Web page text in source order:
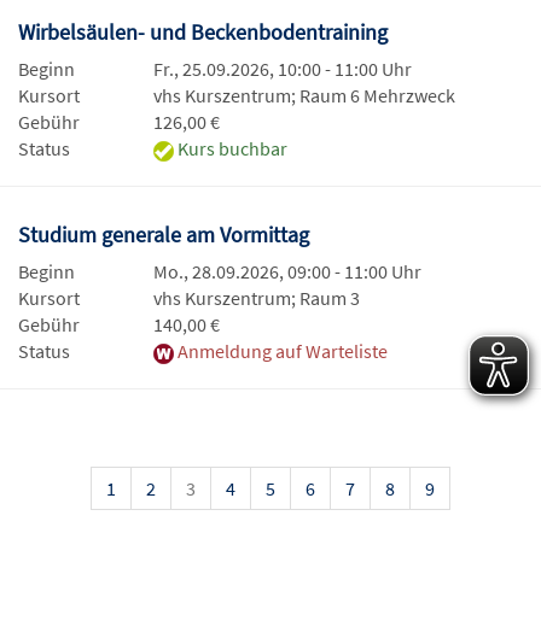
Wirbelsäulen- und Beckenbodentraining
Beginn
Fr., 25.09.2026, 10:00 - 11:00 Uhr
Kursort
vhs Kurszentrum; Raum 6 Mehrzweck
Gebühr
126,00 €
Status
Kurs buchbar
Studium generale am Vormittag
Beginn
Mo., 28.09.2026, 09:00 - 11:00 Uhr
Kursort
vhs Kurszentrum; Raum 3
Gebühr
140,00 €
Status
Anmeldung auf Warteliste
1 2 3 4 5 6 7 8 9